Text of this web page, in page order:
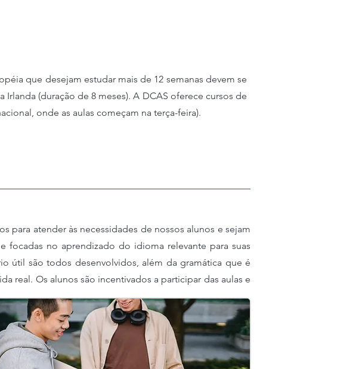
que desejam estudar mais de 12 semanas devem se
(duração de 8 meses). A DCAS oferece cursos de
onde as aulas começam na terça-feira).
para atender às necessidades de nossos alunos e sejam
focadas no aprendizado do idioma relevante para suas
útil são todos desenvolvidos, além da gramática que é
real. Os alunos são incentivados a participar das aulas e